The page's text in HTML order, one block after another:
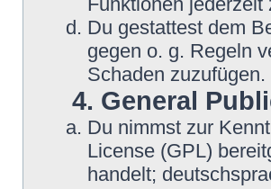
Du gestattest dem
gegen o. g. Regeln
Schaden zuzufügen.
4. General
Du nimmst zur
License (GPL)
handelt;